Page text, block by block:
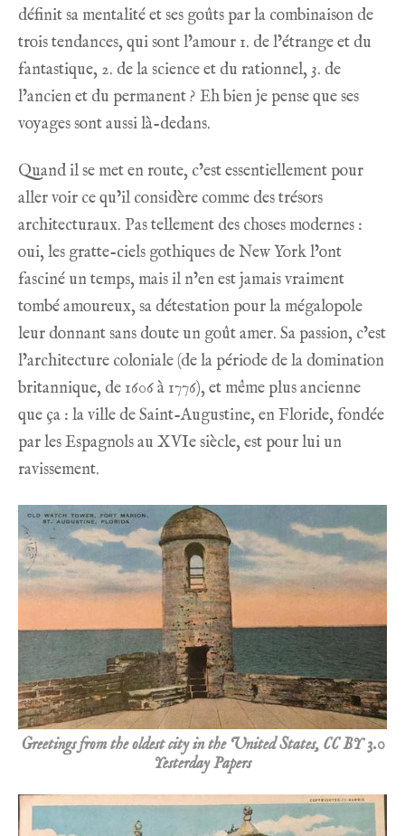
définit sa mentalité et ses goûts par la combinaison de
trois tendances, qui sont l’amour 1. de l’étrange et du
fantastique, 2. de la science et du rationnel, 3. de
l’ancien et du permanent ? Eh bien je pense que ses
voyages sont aussi là-dedans.
Quand il se met en route, c’est essentiellement pour
aller voir ce qu’il considère comme des trésors
architecturaux. Pas tellement des choses modernes :
oui, les gratte-ciels gothiques de New York l’ont
fasciné un temps, mais il n’en est jamais vraiment
tombé amoureux, sa détestation pour la mégalopole
leur donnant sans doute un goût amer. Sa passion, c’est
l’architecture coloniale (de la période de la domination
britannique, de 1606 à 1776), et même plus ancienne
que ça : la ville de Saint-Augustine, en Floride, fondée
par les Espagnols au XVIe siècle, est pour lui un
ravissement.
Greetings from the oldest city in the United States, CC BY 3.0
Yesterday Papers